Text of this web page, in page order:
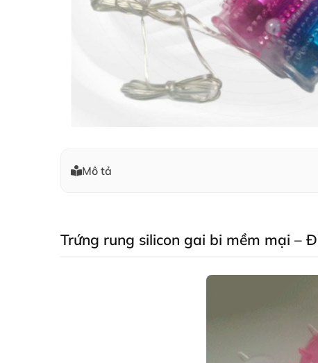
Mô tả
Trứng rung silicon gai bi mềm mại –